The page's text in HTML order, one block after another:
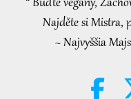
34:52
Pozoruhodné správy
“ Buďte vegany,
Najděte si Mistra,
~ Najvyššia